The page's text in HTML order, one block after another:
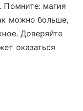
Помните: магия
можно больше,
Доверяйте
оказаться